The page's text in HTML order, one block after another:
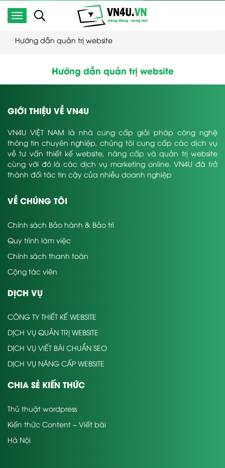
Hướng dẫn quản trị website
Hướng dẫn quản trị website
GIỚI THIỆU VỀ VN4U
VN4U VIỆT NAM là nhà cung cấp giải pháp công nghệ
thông tin chuyên nghiệp, chúng tôi cung cấp các dịch vụ
về tư vấn thiết kế website, nâng cấp và quản trị website
cùng với đó là các dịch vụ marketing online. VN4U đã trở
thành đối tác tin cậy của nhiều doanh nghiệp
VỀ CHÚNG TÔI
Chính sách Bảo hành & Bảo trì
Quy trình làm việc
Chính sách thanh toán
Cộng tác viên
DỊCH VỤ
CÔNG TY THIẾT KẾ WEBSITE
DỊCH VỤ QUẢN TRỊ WEBSITE
DỊCH VỤ VIẾT BÀI CHUẨN SEO
DỊCH VỤ NÂNG CẤP WEBSITE
CHIA SẺ KIẾN THỨC
Thủ thuật wordpress
Kiến thức Content – Viết bài
Hà Nội